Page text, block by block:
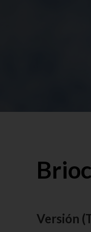
Versión